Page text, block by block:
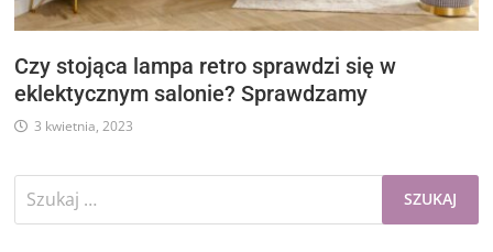
Czy stojąca lampa retro sprawdzi się w
eklektycznym salonie? Sprawdzamy
3 kwietnia, 2023
Szukaj: